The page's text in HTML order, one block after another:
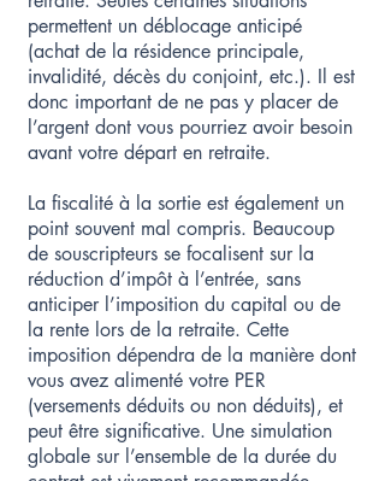
permettent un déblocage anticipé
(achat de la résidence principale,
invalidité, décès du conjoint, etc.). Il est
donc important de ne pas y placer de
l’argent dont vous pourriez avoir besoin
avant votre départ en retraite.
La fiscalité à la sortie est également un
point souvent mal compris. Beaucoup
de souscripteurs se focalisent sur la
réduction d’impôt à l’entrée, sans
anticiper l’imposition du capital ou de
la rente lors de la retraite. Cette
imposition dépendra de la manière dont
vous avez alimenté votre PER
(versements déduits ou non déduits), et
peut être significative. Une simulation
globale sur l’ensemble de la durée du